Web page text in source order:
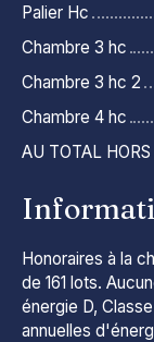
Palier Hc
Chambre 3 hc
Chambre 3 hc 2
Chambre 4 hc
AU TOTAL
Honoraires à la
de 161 lots.
énergie D,
annuelles